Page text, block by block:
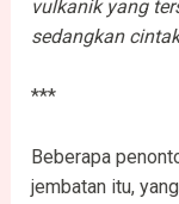
vulkanik yang
sedangkan
***
Beberapa
jembatan itu,